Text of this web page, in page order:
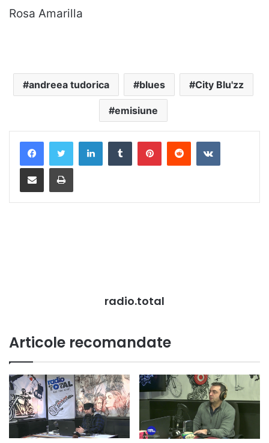
Rosa Amarilla
andreea tudorica blues City Blu'zz
emisiune
LinkedInTumblrPinterestRedditVKontakte
Distribuie prin mail Tipărește
radio.total
Articole recomandate